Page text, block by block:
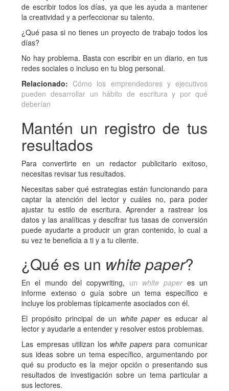
de escribir todos los días, ya que les ayuda a mantener
la creatividad y a perfeccionar su talento.
¿Qué pasa si no tienes un proyecto de trabajo todos los
días?
No hay problema. Basta con escribir en un diario, en tus
redes sociales o incluso en tu blog personal.
Relacionado:Cómo los emprendedores y ejecutivos
pueden desarrollar un hábito de escritura y por qué
deberían
Mantén un registro de tus
resultados
Para convertirte en un redactor publicitario exitoso,
necesitas revisar tus resultados.
Necesitas saber qué estrategias están funcionando para
captar la atención del lector y cuáles no, para poder
ajustar tu estilo de escritura. Aprender a rastrear los
datos y las analíticas y descifrar tus tasas de conversión
puede ayudarte a producir un gran contenido, lo cual a
su vez te beneficia a ti y a tu cliente.
¿Qué es un white paper?
En el mundo del copywriting, un white paperes un
informe extenso o guía sobre un tema específico e
incluye los problemas típicamente asociados con él.
El propósito principal de un white paperes educar al
lector y ayudarle a entender y resolver estos problemas.
Las empresas utilizan los white papers para comunicar
sus ideas sobre un tema específico, argumentando por
qué su producto es la mejor opción o presentando sus
resultados de investigación sobre un tema particular a
sus lectores.